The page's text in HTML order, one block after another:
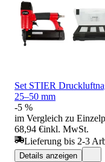
Set STIER
25–50 mm
-5 %
im Vergleich zu
68,94 €inkl. MwSt.
Lieferung bis 2-3
Details anzeigen